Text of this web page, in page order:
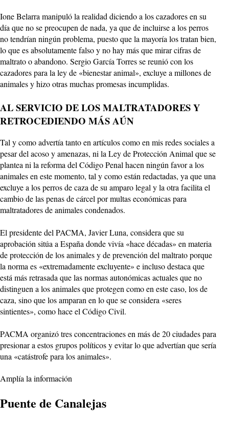
Ione Belarra manipuló la realidad diciendo a los cazadores en su
día que no se preocupen de nada, ya que de incluirse a los perros
no tendrían ningún problema, puesto que la mayoría los tratan bien,
lo que es absolutamente falso y no hay más que mirar cifras de
maltrato o abandono. Sergio García Torres se reunió con los
cazadores para la ley de «bienestar animal», excluye a millones de
animales y hizo otras muchas promesas incumplidas.
AL SERVICIO DE LOS MALTRATADORES Y
RETROCEDIENDO MÁS AÚN
Tal y como advertía tanto en artículos como en mis redes sociales a
pesar del acoso y amenazas, ni la Ley de Protección Animal que se
plantea ni la reforma del Código Penal hacen ningún favor a los
animales en este momento, tal y como están redactadas, ya que una
excluye a los perros de caza de su amparo legal y la otra facilita el
cambio de las penas de cárcel por multas económicas para
maltratadores de animales condenados.
El presidente del PACMA, Javier Luna, considera que su
aprobación sitúa a España donde vivía «hace décadas» en materia
de protección de los animales y de prevención del maltrato porque
la norma es «extremadamente excluyente» e incluso destaca que
está más retrasada que las normas autonómicas actuales que no
distinguen a los animales que protegen como en este caso, los de
caza, sino que los amparan en lo que se considera «seres
sintientes», como hace el Código Civil.
PACMA organizó tres concentraciones en más de 20 ciudades para
presionar a estos grupos políticos y evitar lo que advertían que sería
una «catástrofe para los animales».
Amplía la información
Puente de Canalejas